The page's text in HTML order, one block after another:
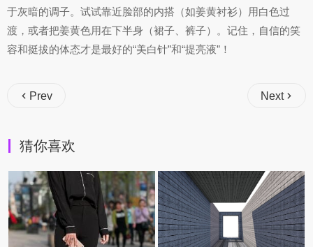
于灰暗的调子。试试靠近脸部的内搭（如姜黄衬衫）用白色过
渡，或者把姜黄色用在下半身（裙子、裤子）。记住，自信的笑
容和挺拔的体态才是最好的“美白针”和“提亮液”！
Prev Next
猜你喜欢